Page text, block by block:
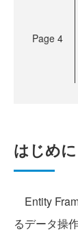
Page 4
はじめに
Entity
るデータ操